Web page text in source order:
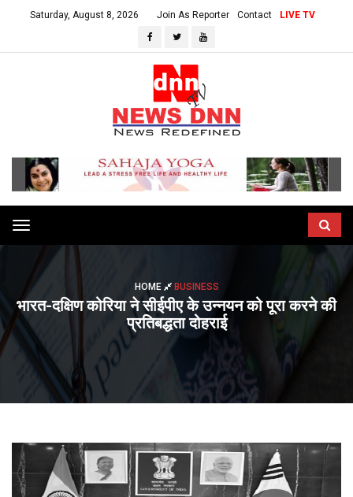
Saturday, August 8, 2026 Join As Reporter Contact LIVE TV
Toggle
navigation
HOME BUSINESS
भारत-दक्षिण कोरिया ने सीईपीए के उन्नयन को पूरा करने की
प्रतिबद्धता दोहराई